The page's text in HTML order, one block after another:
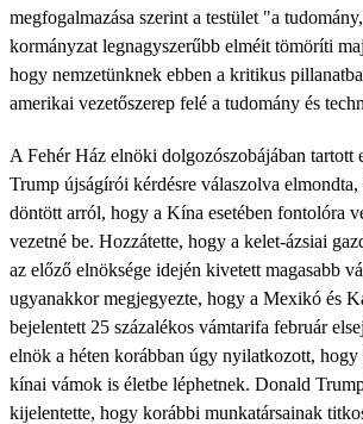
megfogalmazása szerint a testület "a
kormányzat legnagyszerűbb elméit tömöríti
hogy nemzetünknek ebben a kritikus
amerikai vezetőszerep felé a tudomány és
A Fehér Ház elnöki dolgozószobájában tartott
Trump újságírói kérdésre válaszolva
döntött arról, hogy a Kína esetében fontolóra
vezetné be. Hozzátette, hogy a kelet-ázsiai
az előző elnöksége idején kivetett magasabb
ugyanakkor megjegyezte, hogy a Mexikó és
bejelentett 25 százalékos vámtarifa február
elnök a héten korábban úgy nyilatkozott, hogy
kínai vámok is életbe léphetnek. Donald
kijelentette, hogy korábbi munkatársainak